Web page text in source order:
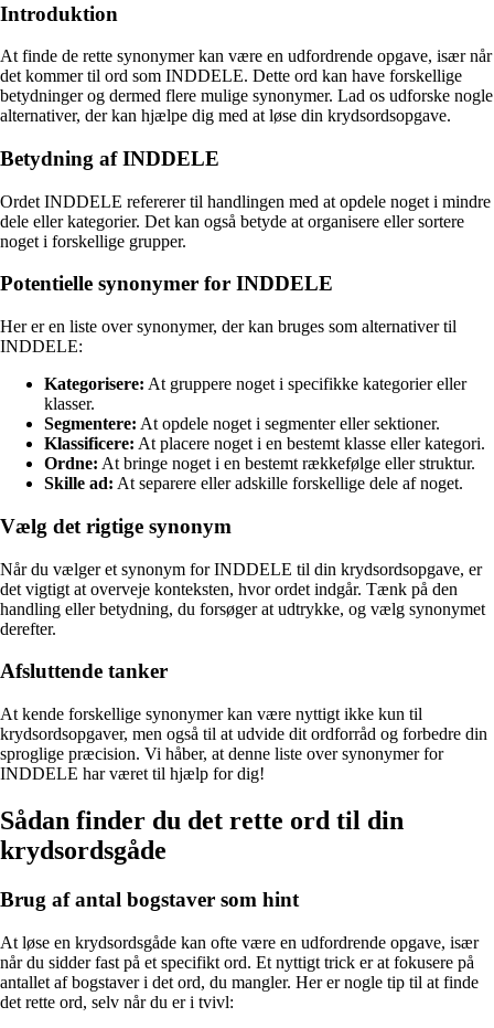
Introduktion
At finde de rette synonymer kan være en udfordrende opgave, især når
det kommer til ord som INDDELE. Dette ord kan have forskellige
betydninger og dermed flere mulige synonymer. Lad os udforske nogle
alternativer, der kan hjælpe dig med at løse din krydsordsopgave.
Betydning af INDDELE
Ordet INDDELE refererer til handlingen med at opdele noget i mindre
dele eller kategorier. Det kan også betyde at organisere eller sortere
noget i forskellige grupper.
Potentielle synonymer for INDDELE
Her er en liste over synonymer, der kan bruges som alternativer til
INDDELE:
Kategorisere: At gruppere noget i specifikke kategorier eller
klasser.
Segmentere: At opdele noget i segmenter eller sektioner.
Klassificere: At placere noget i en bestemt klasse eller kategori.
Ordne: At bringe noget i en bestemt rækkefølge eller struktur.
Skille ad: At separere eller adskille forskellige dele af noget.
Vælg det rigtige synonym
Når du vælger et synonym for INDDELE til din krydsordsopgave, er
det vigtigt at overveje konteksten, hvor ordet indgår. Tænk på den
handling eller betydning, du forsøger at udtrykke, og vælg synonymet
derefter.
Afsluttende tanker
At kende forskellige synonymer kan være nyttigt ikke kun til
krydsordsopgaver, men også til at udvide dit ordforråd og forbedre din
sproglige præcision. Vi håber, at denne liste over synonymer for
INDDELE har været til hjælp for dig!
Sådan finder du det rette ord til din
krydsordsgåde
Brug af antal bogstaver som hint
At løse en krydsordsgåde kan ofte være en udfordrende opgave, især
når du sidder fast på et specifikt ord. Et nyttigt trick er at fokusere på
antallet af bogstaver i det ord, du mangler. Her er nogle tip til at finde
det rette ord, selv når du er i tvivl: